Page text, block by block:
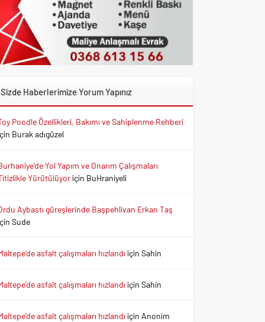
Sizde Haberlerimize Yorum Yapınız
Poodle Özellikleri, Bakımı ve Sahiplenme Rehberi
Burak adıgüzel
Yol Yapım ve Onarım Çalışmaları
Yürütülüyoriçin BuHraniyeli
Aybastı güreşlerinde Başpehlivan Erkan Taş
Sude
asfalt çalışmaları hızlandı içinSahin
asfalt çalışmaları hızlandı içinSahin
asfalt çalışmaları hızlandı için Anonim